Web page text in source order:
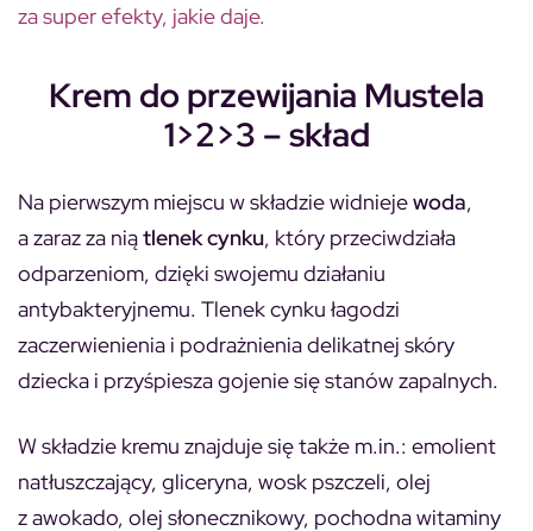
za super efekty, jakie daje.
Krem do przewijania Mustela
1>2>3 – skład
Na pierwszym miejscu w składzie widniejewoda,
a zaraz za niątlenek cynku, który przeciwdziała
odparzeniom, dzięki swojemu działaniu
antybakteryjnemu. Tlenek cynku łagodzi
zaczerwienienia i podrażnienia delikatnej skóry
dziecka i przyśpiesza gojenie się stanów zapalnych.
W składzie kremu znajduje się także m.in.: emolient
natłuszczający, gliceryna, wosk pszczeli, olej
z awokado, olej słonecznikowy, pochodna witaminy